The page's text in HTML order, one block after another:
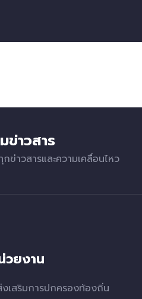
ข่าวสาร
ข่าวสารและความเคลื่อนไหว
ยงาน
เสริมการปกครองท้องถิ่น